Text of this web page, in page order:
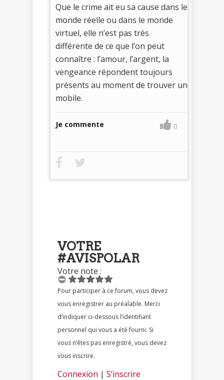
Que le crime ait eu sa cause dans le
monde réelle ou dans le monde
virtuel, elle n’est pas très
différente de ce que l’on peut
connaître : l’amour, l’argent, la
vengeance répondent toujours
présents au moment de trouver un
mobile.
Je commente 0
VOTRE
#AVISPOLAR
Votre note :
Pour participer à ce forum, vous devez
vous enregistrer au préalable. Merci
d’indiquer ci-dessous l’identifiant
personnel qui vous a été fourni. Si
vous n’êtes pas enregistré, vous devez
vous inscrire.
Connexion | S’inscrire